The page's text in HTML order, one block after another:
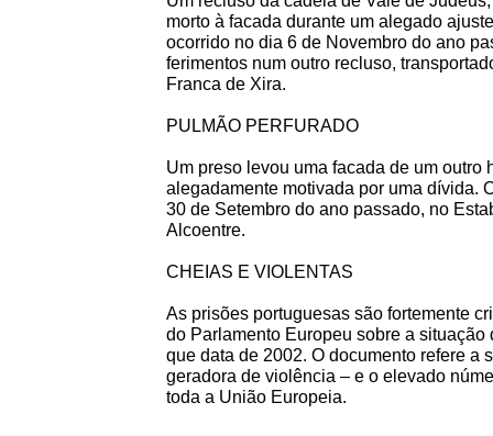
morto à facada durante um alegado
ocorrido no dia 6 de Novembro do ano
ferimentos num outro recluso,
Franca de Xira.
PULMÃO PERFURADO
Um preso levou uma facada de um outro
alegadamente motivada por uma dívida.
30 de Setembro do ano passado, no
Alcoentre.
CHEIAS E VIOLENTAS
As prisões portuguesas são fortemente
do Parlamento Europeu sobre a
que data de 2002. O documento refere a
geradora de violência – e o elevado
toda a União Europeia.